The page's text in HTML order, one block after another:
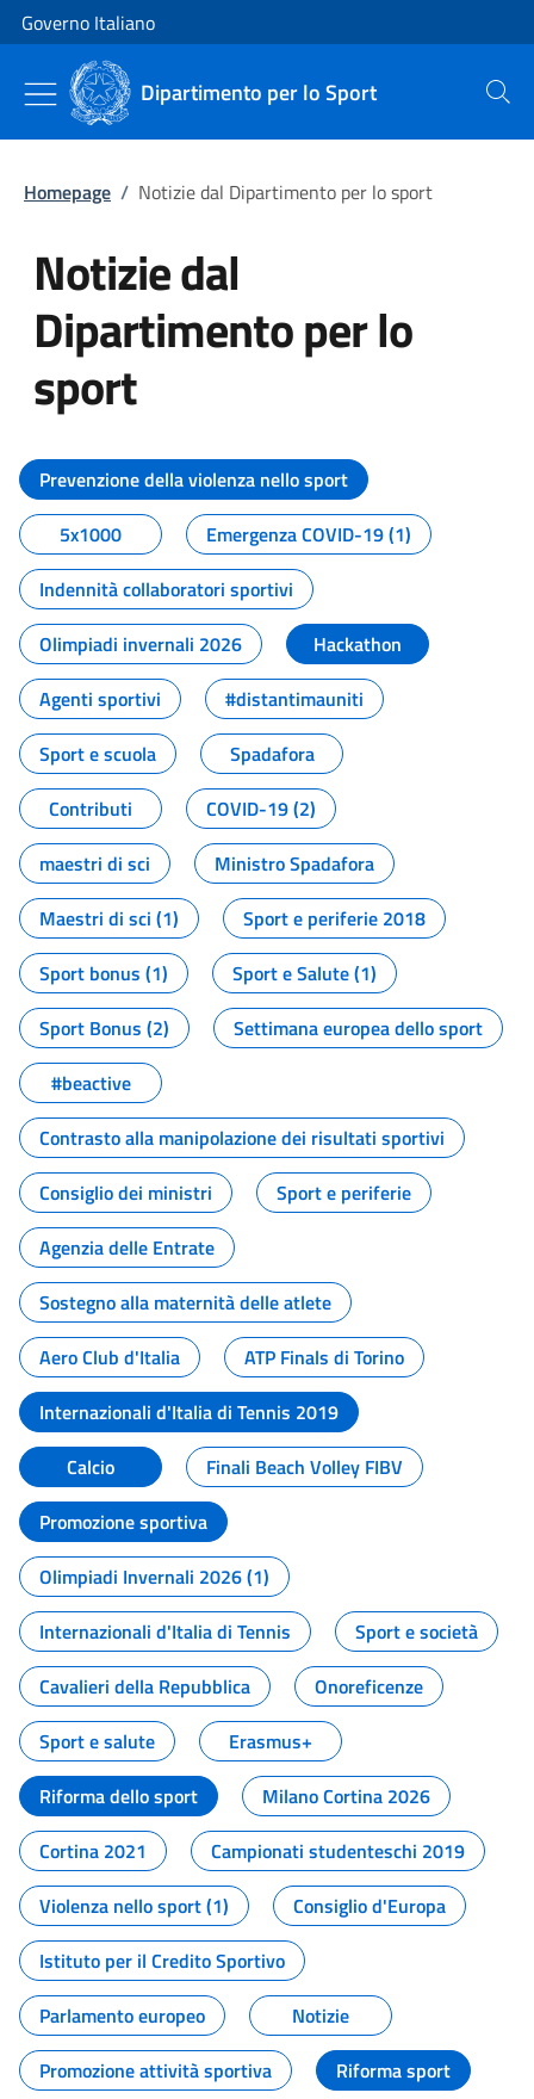
Vai al contenuto
Vai alla navigazione del sito
Governo Italiano
Dipartimento per lo Sport Cerca
Homepage / Notizie dal Dipartimento per lo sport
Notizie dal
Dipartimento per lo
sport
Tutti i contenuti della pagina
Prevenzione della violenza nello sport
5x1000
Emergenza COVID-19 (1)
Indennità collaboratori sportivi
Olimpiadi invernali 2026
Hackathon
Agenti sportivi
#distantimauniti
Sport e scuola
Spadafora
Contributi
COVID-19 (2)
maestri di sci
Ministro Spadafora
Maestri di sci (1)
Sport e periferie 2018
Sport bonus (1)
Sport e Salute (1)
Sport Bonus (2)
Settimana europea dello sport
#beactive
Contrasto alla manipolazione dei risultati sportivi
Consiglio dei ministri
Sport e periferie
Agenzia delle Entrate
Sostegno alla maternità delle atlete
Aero Club d'Italia
ATP Finals di Torino
Internazionali d'Italia di Tennis 2019
Calcio
Finali Beach Volley FIBV
Promozione sportiva
Olimpiadi Invernali 2026 (1)
Internazionali d'Italia di Tennis
Sport e società
Cavalieri della Repubblica
Onoreficenze
Sport e salute
Erasmus+
Riforma dello sport
Milano Cortina 2026
Cortina 2021
Campionati studenteschi 2019
Violenza nello sport (1)
Consiglio d'Europa
Istituto per il Credito Sportivo
Parlamento europeo
Notizie
Promozione attività sportiva
Riforma sport